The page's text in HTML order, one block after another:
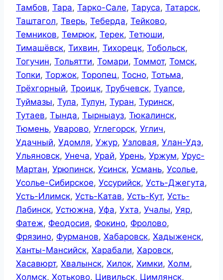
Тамбов, Тара, Тарко-Сале, Таруса, Татарск,
Таштагол, Тверь, Теберда, Тейково,
Темников, Темрюк, Терек, Тетюши,
Тимашёвск, Тихвин, Тихорецк, Тобольск,
Тогучин, Тольятти, Томари, Томмот, Томск,
Топки, Торжок, Торопец, Тосно, Тотьма,
Трёхгорный, Троицк, Трубчевск, Туапсе,
Туймазы, Тула, Тулун, Туран, Туринск,
Тутаев, Тында, Тырныауз, Тюкалинск,
Тюмень, Уварово, Углегорск, Углич,
Удачный, Удомля, Ужур, Узловая, Улан-Удэ,
Ульяновск, Унеча, Урай, Урень, Уржум, Урус-
Мартан, Урюпинск, Усинск, Усмань, Усолье,
Усолье-Сибирское, Уссурийск, Усть-Джегута,
Усть-Илимск, Усть-Катав, Усть-Кут, Усть-
Лабинск, Устюжна, Уфа, Ухта, Учалы, Уяр,
Фатеж, Феодосия, Фокино, Фролово,
Фрязино, Фурманов, Хабаровск, Хадыженск,
Ханты-Мансийск, Харабали, Харовск,
Хасавюрт, Хвалынск, Хилок, Химки, Холм,
Холмск, Хотьково, Цивильск, Цимлянск,